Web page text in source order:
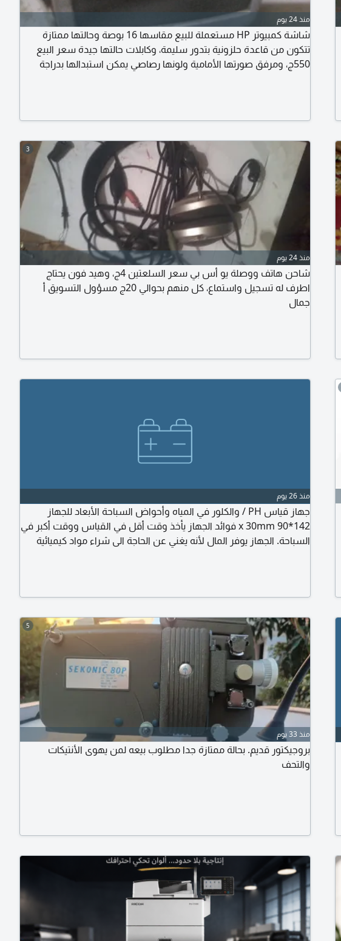
منذ 24 يوم
شاشة كمبيوتر HP مستعملة للبيع مقاسها 16 بوصة وحالتها ممتازة
تتكون من قاعدة حلزونية بتدور سليمة، وكابلات حالتها جيدة سعر البيع
550ج، ومرفق صورتها الأمامية ولونها رصاصي يمكن استبدالها بدراجة
3
منذ 24 يوم
شاحن هاتف ووصلة يو أس بي سعر السلعتين 4ج، وهيد فون يحتاج
اطرف له تسجيل واستماع، كل منهم بحوالي 20ج مسؤول التسويق أ
جمال
منذ 26 يوم
جهاز قياس PH / والكلور في المياه وأحواض السباحة الأبعاد للجهاز
142*90 x 30mm فوائد الجهاز يأخذ وقت أقل في القياس ووقت أكبر في
السباحة. الجهاز يوفر المال لأنه يغني عن الحاجة الى شراء مواد كيميائية
5
منذ 33 يوم
بروجيكتور قديم. بحالة ممتازة جدا مطلوب بيعه لمن يهوى الأنتيكات
والتحف